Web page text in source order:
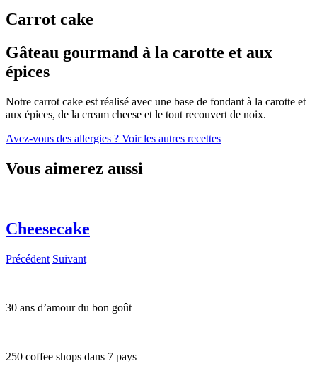
Carrot cake
Gâteau gourmand à la carotte et aux
épices
Notre carrot cake est réalisé avec une base de fondant à la carotte et
aux épices, de la cream cheese et le tout recouvert de noix.
Avez-vous des allergies ? Voir les autres recettes
Vous aimerez aussi
Cheesecake
Précédent Suivant
30 ans d’amour du bon goût
250 coffee shops dans 7 pays